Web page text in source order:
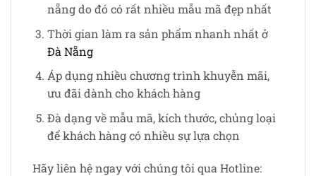
nẵng do đó có rất nhiều mẫu mã đẹp nhất
Thời gian làm ra sản phẩm nhanh nhất ở
Đà Nẵng
Áp dụng nhiều chương trình khuyễn mãi,
ưu đãi dành cho khách hàng
Đà dạng về mẫu mã, kích thước, chủng loại
để khách hàng có nhiều sự lựa chọn
Hãy liên hệ ngay với chúng tôi qua Hotline: